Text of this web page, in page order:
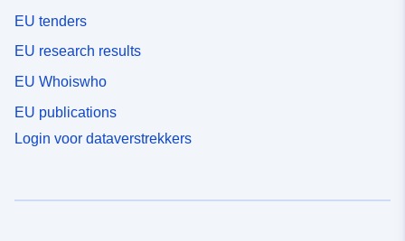
EU tenders
EU research results
EU Whoiswho
EU publications
Login voor dataverstrekkers